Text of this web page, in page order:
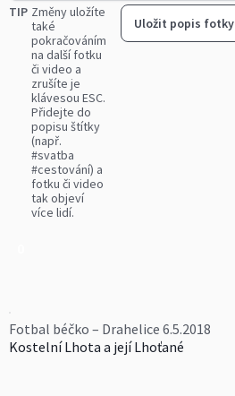
TIP Změny uložíte
také
pokračováním
na další fotku
či video a
zrušíte je
klávesou ESC.
Přidejte do
popisu štítky
(např.
#svatba
#cestování) a
fotku či video
tak objeví
více lidí.
Uložit popis fotky
Fotbal béčko – Drahelice 6.5.2018
Kostelní Lhota a její Lhoťané